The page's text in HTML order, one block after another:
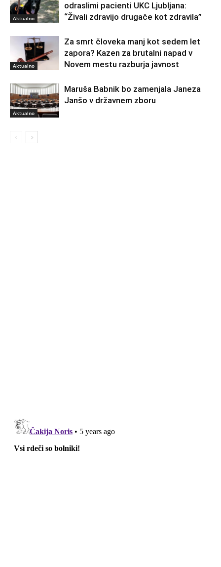
Aktualno
odraslimi pacienti UKC Ljubljana:
“Živali zdravijo drugače kot zdravila”
Aktualno
Za smrt človeka manj kot sedem let
zapora? Kazen za brutalni napad v
Novem mestu razburja javnost
Aktualno
Maruša Babnik bo zamenjala Janeza
Janšo v državnem zboru